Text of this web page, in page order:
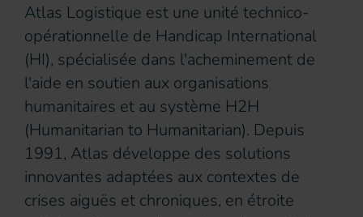
Atlas Logistique est une unité technico-
opérationnelle de Handicap International
(HI), spécialisée dans l'acheminement de
l'aide en soutien aux organisations
humanitaires et au système H2H
(Humanitarian to Humanitarian). Depuis
1991, Atlas développe des solutions
innovantes adaptées aux contextes de
crises aiguës et chroniques, en étroite